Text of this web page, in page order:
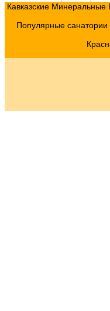
Кавказские Минеральные
Популярные санатории